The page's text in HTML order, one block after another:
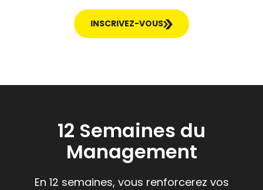
INSCRIVEZ-VOUS
12 Semaines du
Management
En 12 semaines, vous renforcerez vos